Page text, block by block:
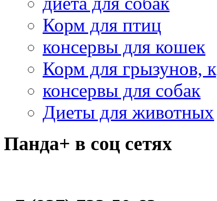
Корм для птиц
консервы для кошек
Корм для грызунов,
консервы для собак
Диеты для животных
Панда+ в соц сетях